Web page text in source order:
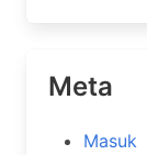
Meta
Masuk